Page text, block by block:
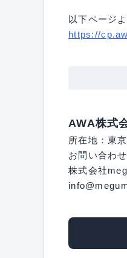
以下ページ
https://
AWA株式
所在地：東
お問い合わせ
株式会社